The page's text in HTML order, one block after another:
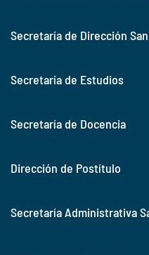
Secretaría de Dirección
Secretaría de Estudios
Secretaría de Docencia
Dirección de Postítulo
Secretaría Administrativa